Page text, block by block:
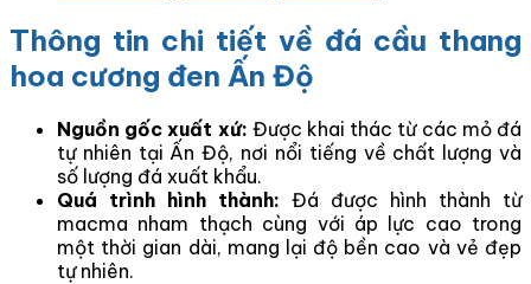
Thông tin chi tiết về đá cầu thang
hoa cương đen Ấn Độ
Nguồn gốc xuất xứ: Được khai thác từ các mỏ đá
tự nhiên tại Ấn Độ, nơi nổi tiếng về chất lượng và
số lượng đá xuất khẩu.
Quá trình hình thành: Đá được hình thành từ
macma nham thạch cùng với áp lực cao trong
một thời gian dài, mang lại độ bền cao và vẻ đẹp
tự nhiên.